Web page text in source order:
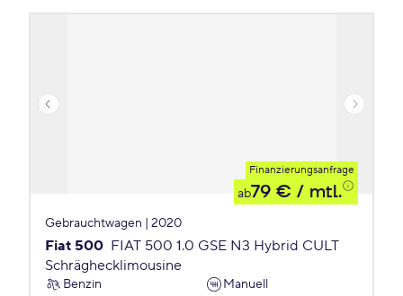
Finanzierungsanfrage
ab79 € / mtl.
Gebrauchtwagen | 2020
Fiat 500 FIAT 500 1.0 GSE N3 Hybrid CULT
Schräghecklimousine
Benzin
Manuell